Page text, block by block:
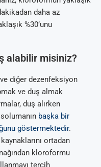
daha az
%30’unu
alabilir misiniz?
diğer dezenfeksiyon
ve duş almak
duş alırken
başka bir
göstermektedir.
ortadan
kloroformu
tercih